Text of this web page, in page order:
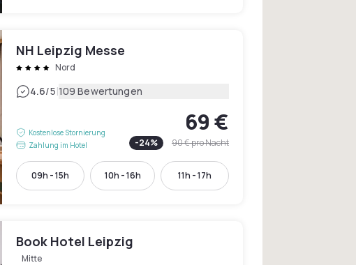
NH Leipzig Messe
Nord
4.6/5|109 Bewertungen
Kostenlose Stornierung
Zahlung im Hotel
69 €
-24% 90 €pro Nacht
09h - 15h 10h - 16h 11h - 17h
Book Hotel Leipzig
Mitte